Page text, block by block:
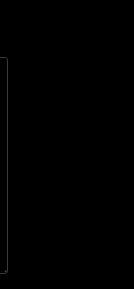
Comentario: